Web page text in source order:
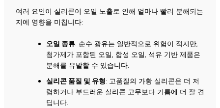
여러 요인이 실리콘이 오일 노출로 인해 얼마나 빨리 분해되는
지에 영향을 미칩니다:
오일 종류: 순수 광유는 일반적으로 위험이 적지만,
첨가제가 포함된 오일, 합성 오일, 석유 기반 제품은
분해를 유발할 수 있습니다.
실리콘 품질 및 유형: 고품질의 가황 실리콘은 더 저
렴하거나 부드러운 실리콘 고무보다 기름에 더 잘 견
딥니다.